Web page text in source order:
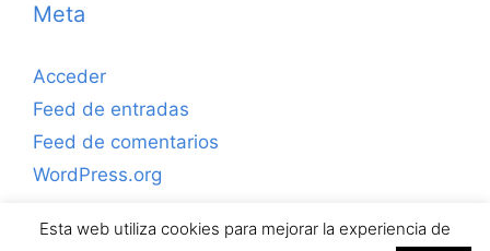
Meta
Acceder
Feed de entradas
Feed de comentarios
WordPress.org
Esta web utiliza cookies para mejorar la experiencia de